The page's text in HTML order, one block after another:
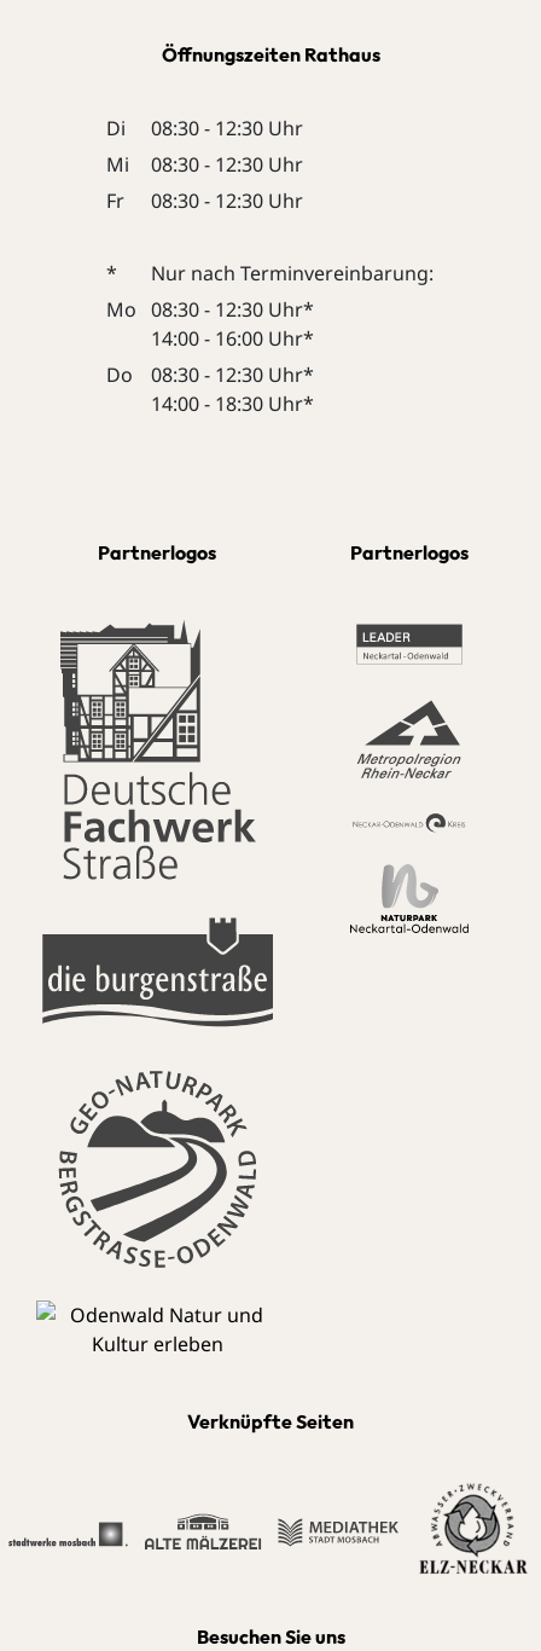
Öffnungszeiten Rathaus
Di
08:30 - 12:30 Uhr
Mi
08:30 - 12:30 Uhr
Fr
08:30 - 12:30 Uhr
*
Nur nach Terminvereinbarung:
Mo 08:30 - 12:30 Uhr*
14:00 - 16:00 Uhr*
Do
08:30 - 12:30 Uhr*
14:00 - 18:30 Uhr*
Partnerlogos Partnerlogos
Verknüpfte Seiten
Besuchen Sie uns